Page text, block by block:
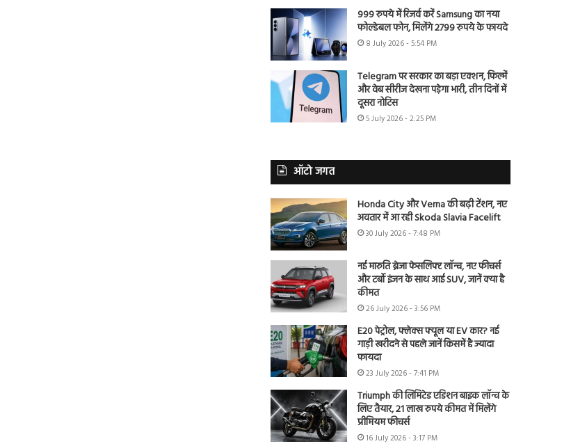
999 रुपये में रिजर्व करें Samsung का नया
फोल्डेबल फोन, मिलेंगे 2799 रुपये के फायदे
8 July 2026 - 5:54 PM
Telegram पर सरकार का बड़ा एक्शन, फिल्में
और वेब सीरीज देखना पड़ेगा भारी, तीन दिनों में
दूसरा नोटिस
5 July 2026 - 2:25 PM
ऑटो जगत
Honda City और Verna की बढ़ी टेंशन, नए
अवतार में आ रही Skoda Slavia Facelift
30 July 2026 - 7:48 PM
नई मारुति ब्रेजा फेसलिफ्ट लॉन्च, नए फीचर्स
और टर्बो इंजन के साथ आई SUV, जानें क्या है
कीमत
26 July 2026 - 3:56 PM
E20 पेट्रोल, फ्लेक्स फ्यूल या EV कार? नई
गाड़ी खरीदने से पहले जानें किसमें है ज्यादा
फायदा
23 July 2026 - 7:41 PM
Triumph की लिमिटेड एडिशन बाइक लॉन्च के
लिए तैयार, 21 लाख रुपये कीमत में मिलेंगे
प्रीमियम फीचर्स
16 July 2026 - 3:17 PM